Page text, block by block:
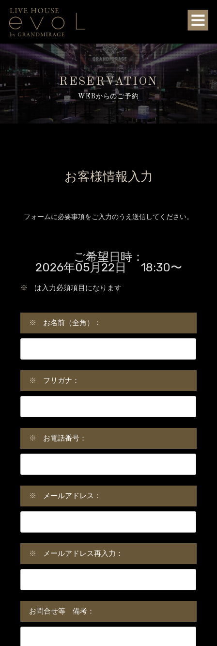
RESERVATION
WEBからのご予約
お客様情報入力
フォームに必要事項をご入力のうえ送信してください。
ご希望日時：
2026年05月22日 18:30〜
※ は入力必須項目になります
※ お名前（全角）：
※ フリガナ：
※ お電話番号：
※ メールアドレス：
※ メールアドレス再入力：
お問合せ等 備考：